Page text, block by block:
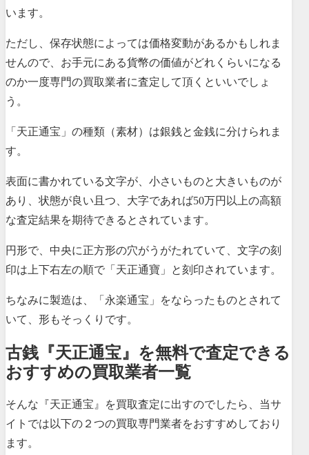
います。
ただし、保存状態によっては価格変動があるかもしれま
せんので、お手元にある貨幣の価値がどれくらいになる
のか一度専門の買取業者に査定して頂くといいでしょ
う。
「天正通宝」の種類（素材）は銀銭と金銭に分けられま
す。
表面に書かれている文字が、小さいものと大きいものが
あり、状態が良い且つ、大字であれば50万円以上の高額
な査定結果を期待できるとされています。
円形で、中央に正方形の穴がうがたれていて、文字の刻
印は上下右左の順で「天正通寶」と刻印されています。
ちなみに製造は、「永楽通宝」をならったものとされて
いて、形もそっくりです。
古銭『天正通宝』を無料で査定できる
おすすめの買取業者一覧
そんな『天正通宝』を買取査定に出すのでしたら、当サ
イトでは以下の２つの買取専門業者をおすすめしており
ます。